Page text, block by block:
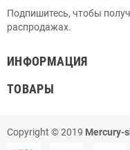
Подпишитесь, чтобы
распродажах.
ИНФОРМАЦИЯ
ТОВАРЫ
Copyright © 2019 Mercury-